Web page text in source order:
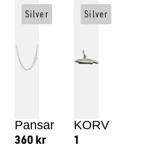
Pansar
360 kr
Silver
KORV
1
Silver